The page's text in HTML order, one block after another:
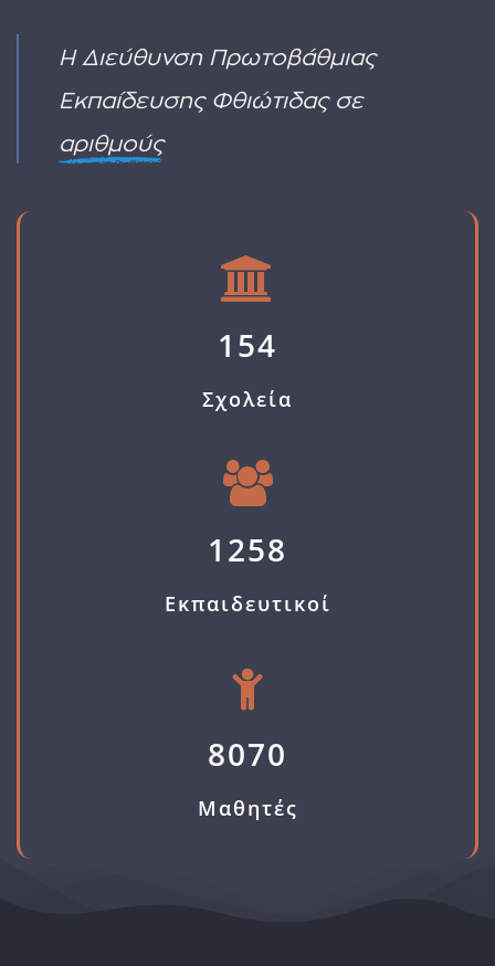
ΔΙΟΡΙΣΜΟΥ
2
Η Διεύθυνση Πρωτοβάθμιας
Εκπαίδευσης Φθιώτιδας σε
αριθμούς
154
Σχολεία
1258
Εκπαιδευτικοί
8070
Μαθητές